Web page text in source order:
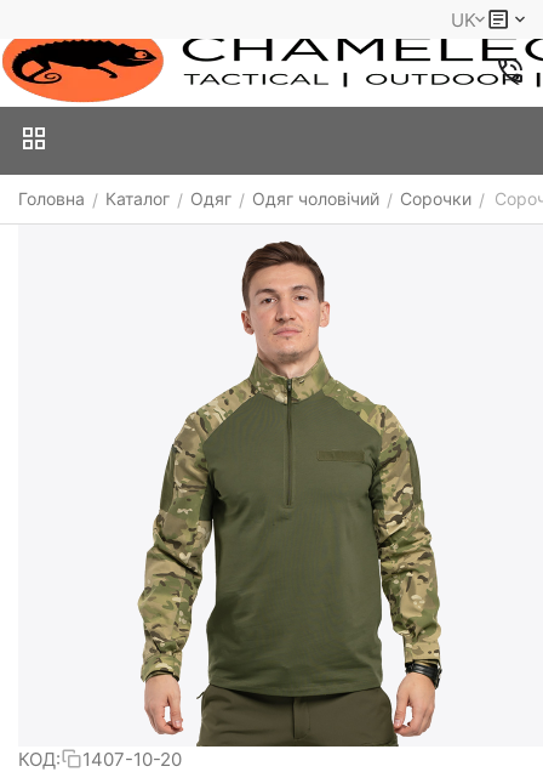
UK
Головна / Каталог / Одяг / Одяг чоловічий / Сорочки /
КОД: 1407-10-20